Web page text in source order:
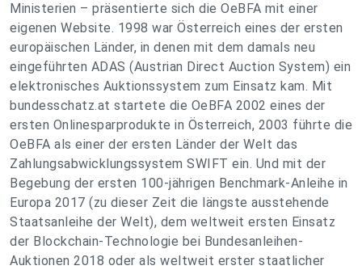
Ministerien – präsentierte sich die OeBFA mit einer
eigenen Website. 1998 war Österreich eines der ersten
europäischen Länder, in denen mit dem damals neu
eingeführten ADAS (Austrian Direct Auction System) ein
elektronisches Auktionssystem zum Einsatz kam. Mit
bundesschatz.at startete die OeBFA 2002 eines der
ersten Onlinesparprodukte in Österreich, 2003 führte die
OeBFA als einer der ersten Länder der Welt das
Zahlungsabwicklungssystem SWIFT ein. Und mit der
Begebung der ersten 100-jährigen Benchmark-Anleihe in
Europa 2017 (zu dieser Zeit die längste ausstehende
Staatsanleihe der Welt), dem weltweit ersten Einsatz
der Blockchain-Technologie bei Bundesanleihen-
Auktionen 2018 oder als weltweit erster staatlicher